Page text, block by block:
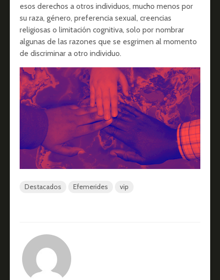
esos derechos a otros individuos, mucho menos por
su raza, género, preferencia sexual, creencias
religiosas o limitación cognitiva, solo por nombrar
algunas de las razones que se esgrimen al momento
de discriminar a otro individuo.
Destacados Efemerides vip